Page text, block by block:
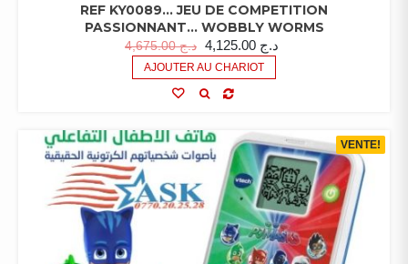
REF KY0089… JEU DE COMPETITION
PASSIONNANT… WOBBLY WORMS
د.ج4,675.00 د.ج
AJOUTER AU CHARIOT
VENTE!